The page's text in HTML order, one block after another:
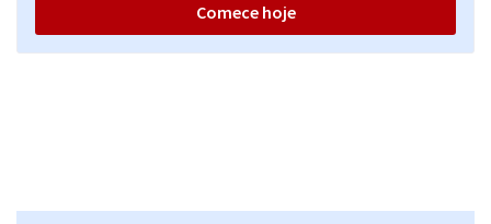
Comece hoje